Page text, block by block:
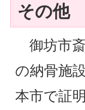
その他
御坊市
の納骨施
本市で証